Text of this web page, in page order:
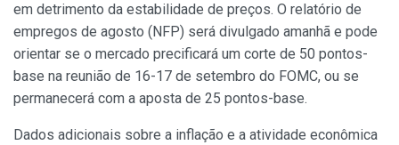
em detrimento da estabilidade de preços. O relatório de
empregos de agosto (NFP) será divulgado amanhã e pode
orientar se o mercado precificará um corte de 50 pontos-
base na reunião de 16-17 de setembro do FOMC, ou se
permanecerá com a aposta de 25 pontos-base.
Dados adicionais sobre a inflação e a atividade econômica